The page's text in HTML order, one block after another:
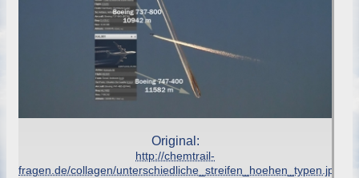
Original:
http://chemtrail-
fragen.de/collagen/unterschiedliche_streifen_hoehen_typen.jpg